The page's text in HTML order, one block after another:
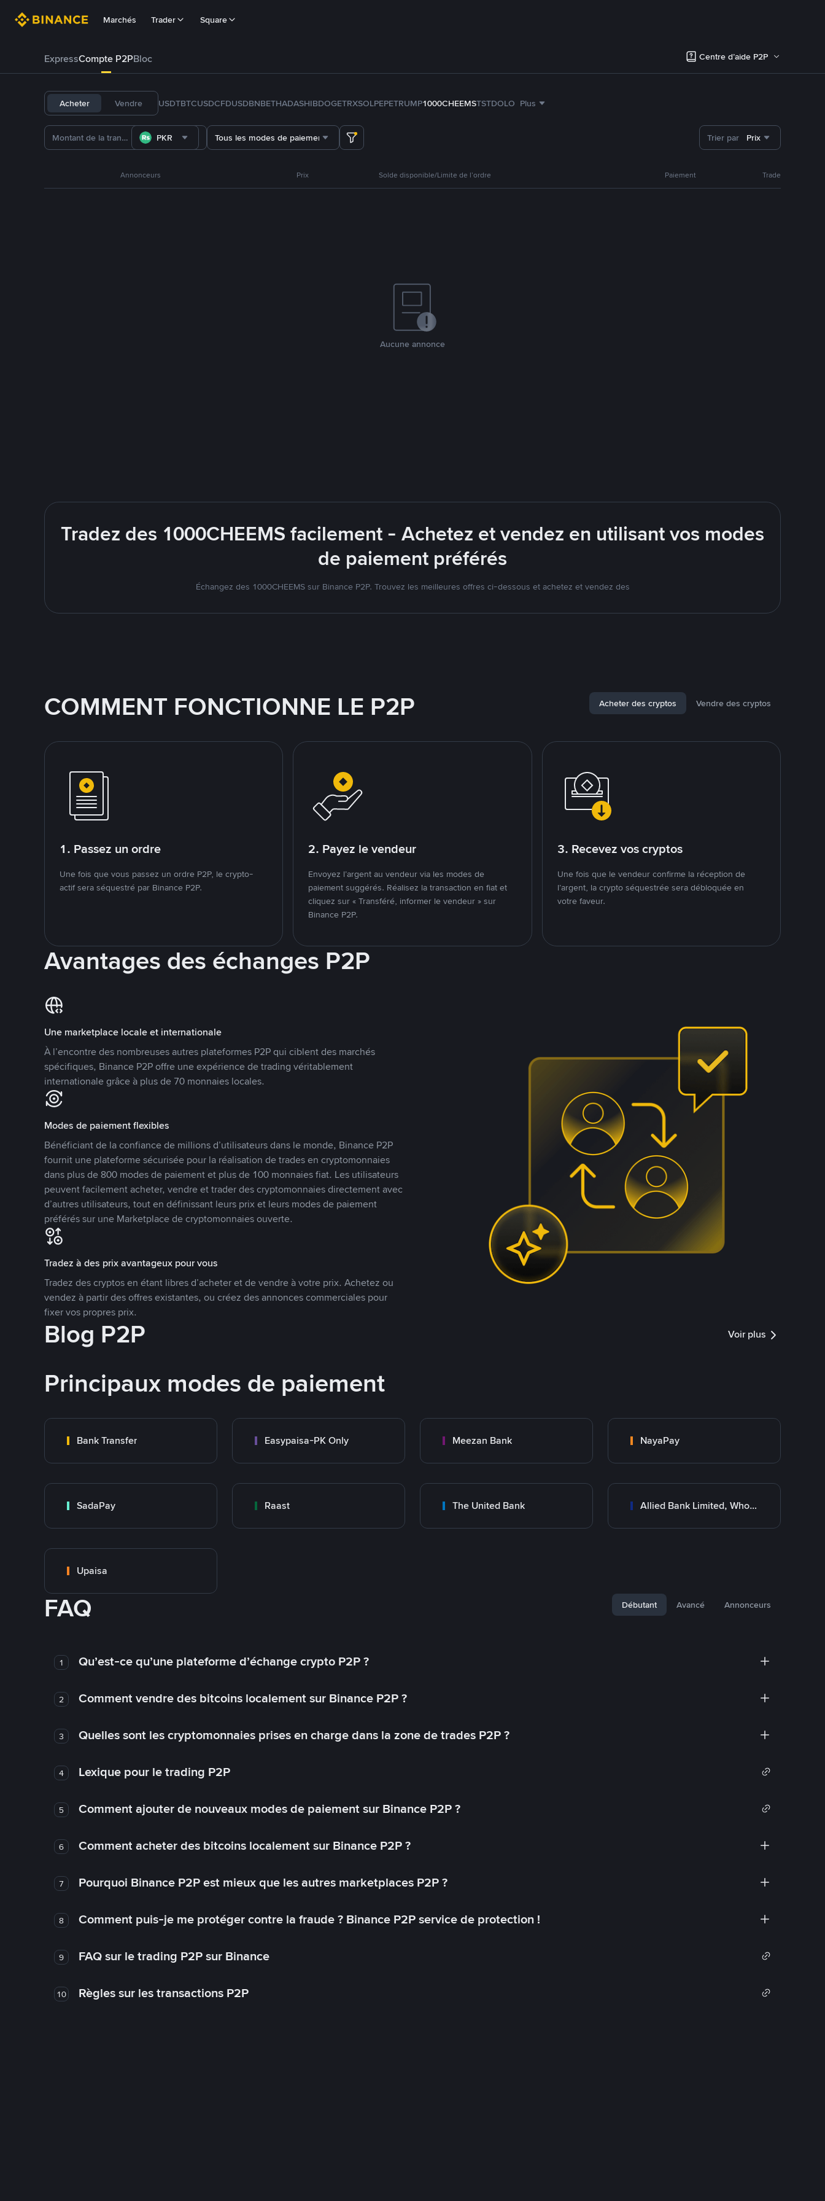
Marchés Trader Square
ExpressCompte P2PBloc Centre d’aide P2P
Acheter Vendre USDTBTCUSDCFDUSDBNBETHADASHIBDOGETRXSOLPEPETRUMP1000CHEEMSTSTDOLO Plus
PKR Tous les modes de paiement Trier par Prix
Annonceurs Prix Solde disponible/Limite de l’ordre Paiement Trade
Aucune annonce
Tradez des 1000CHEEMS facilement - Achetez et vendez en utilisant vos modes
de paiement préférés
Échangez des 1000CHEEMS sur Binance P2P. Trouvez les meilleures offres ci-dessous et achetez et vendez des
COMMENT FONCTIONNE LE P2P Acheter des cryptos Vendre des cryptos
1. Passez un ordre
Une fois que vous passez un ordre P2P, le crypto-
actif sera séquestré par Binance P2P.
2. Payez le vendeur
Envoyez l’argent au vendeur via les modes de
paiement suggérés. Réalisez la transaction en fiat et
cliquez sur « Transféré, informer le vendeur » sur
Binance P2P.
3. Recevez vos cryptos
Une fois que le vendeur confirme la réception de
l’argent, la crypto séquestrée sera débloquée en
votre faveur.
Avantages des échanges P2P
Une marketplace locale et internationale
À l’encontre des nombreuses autres plateformes P2P qui ciblent des marchés
spécifiques, Binance P2P offre une expérience de trading véritablement
internationale grâce à plus de 70 monnaies locales.
Modes de paiement flexibles
Bénéficiant de la confiance de millions d’utilisateurs dans le monde, Binance P2P
fournit une plateforme sécurisée pour la réalisation de trades en cryptomonnaies
dans plus de 800 modes de paiement et plus de 100 monnaies fiat. Les utilisateurs
peuvent facilement acheter, vendre et trader des cryptomonnaies directement avec
d’autres utilisateurs, tout en définissant leurs prix et leurs modes de paiement
préférés sur une Marketplace de cryptomonnaies ouverte.
Tradez à des prix avantageux pour vous
Tradez des cryptos en étant libres d’acheter et de vendre à votre prix. Achetez ou
vendez à partir des offres existantes, ou créez des annonces commerciales pour
fixer vos propres prix.
Blog P2P Voir plus
Principaux modes de paiement
Bank Transfer Easypaisa-PK Only Meezan Bank NayaPay
SadaPay Raast The United Bank Allied Bank Limited, Wholesale Branch
Upaisa
FAQ Débutant Avancé Annonceurs
1 Qu’est-ce qu’une plateforme d’échange crypto P2P ?
2 Comment vendre des bitcoins localement sur Binance P2P ?
3 Quelles sont les cryptomonnaies prises en charge dans la zone de trades P2P ?
4 Lexique pour le trading P2P
5 Comment ajouter de nouveaux modes de paiement sur Binance P2P ?
6 Comment acheter des bitcoins localement sur Binance P2P ?
7 Pourquoi Binance P2P est mieux que les autres marketplaces P2P ?
8 Comment puis-je me protéger contre la fraude ? Binance P2P service de protection !
9 FAQ sur le trading P2P sur Binance
10 Règles sur les transactions P2P